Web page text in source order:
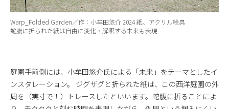
Warp_Folded Garden／作：小牟田悠介 2024 紙、アクリル絵具
蛇腹に折られた紙は自由に変化・解釈する未来も表現
庭園手前側には、小牟田悠介氏による「未来」をテーマとしたイ
ンスタレーション。 ジグザグと折られた紙は、この西洋庭園の外
周を（実寸で！）トレースしたといいます。蛇腹に折ることによ